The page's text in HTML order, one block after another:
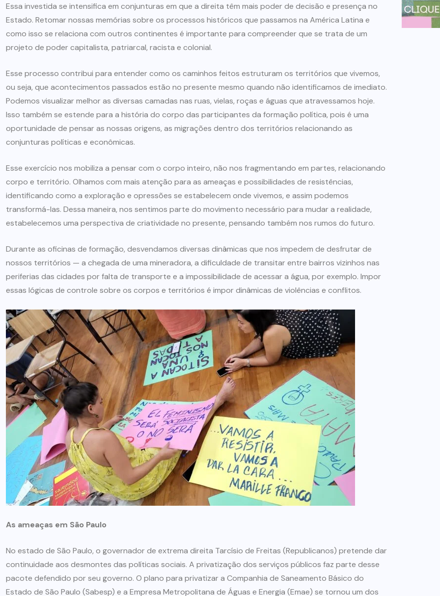
Essa investida se intensifica em conjunturas em que a direita têm mais poder de decisão e presença no
Estado. Retomar nossas memórias sobre os processos históricos que passamos na América Latina e
como isso se relaciona com outros continentes é importante para compreender que se trata de um
projeto de poder capitalista, patriarcal, racista e colonial.
Esse processo contribui para entender como os caminhos feitos estruturam os territórios que vivemos,
ou seja, que acontecimentos passados estão no presente mesmo quando não identificamos de imediato.
Podemos visualizar melhor as diversas camadas nas ruas, vielas, roças e águas que atravessamos hoje.
Isso também se estende para a história do corpo das participantes da formação política, pois é uma
oportunidade de pensar as nossas origens, as migrações dentro dos territórios relacionando as
conjunturas políticas e econômicas.
Esse exercício nos mobiliza a pensar com o corpo inteiro, não nos fragmentando em partes, relacionando
corpo e território. Olhamos com mais atenção para as ameaças e possibilidades de resistências,
identificando como a exploração e opressões se estabelecem onde vivemos, e assim podemos
transformá-las. Dessa maneira, nos sentimos parte do movimento necessário para mudar a realidade,
estabelecemos uma perspectiva de criatividade no presente, pensando também nos rumos do futuro.
Durante as oficinas de formação, desvendamos diversas dinâmicas que nos impedem de desfrutar de
nossos territórios — a chegada de uma mineradora, a dificuldade de transitar entre bairros vizinhos nas
periferias das cidades por falta de transporte e a impossibilidade de acessar a água, por exemplo. Impor
essas lógicas de controle sobre os corpos e territórios é impor dinâmicas de violências e conflitos.
As ameaças em São Paulo
No estado de São Paulo, o governador de extrema direita Tarcísio de Freitas (Republicanos) pretende dar
continuidade aos desmontes das políticas sociais. A privatização dos serviços públicos faz parte desse
pacote defendido por seu governo. O plano para privatizar a Companhia de Saneamento Básico do
Estado de São Paulo (Sabesp) e a Empresa Metropolitana de Águas e Energia (Emae) se tornou um dos